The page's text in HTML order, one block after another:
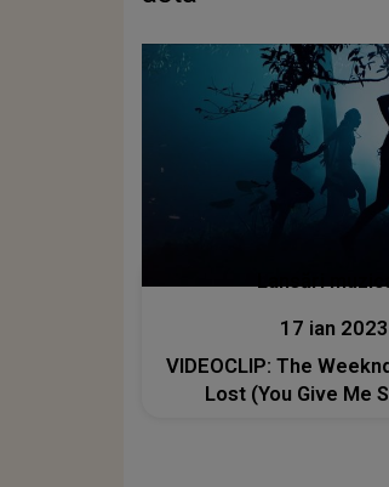
17 ian 2023
VIDEOCLIP: The
Lost (You Give Me